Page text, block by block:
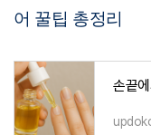
어 꿀팁 총정리